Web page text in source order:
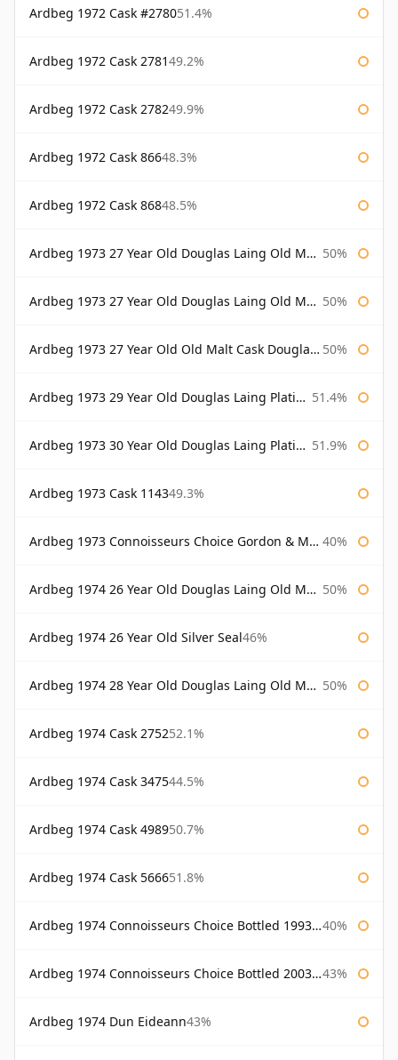
Ardbeg 1972 Cask #278051.4%
Ardbeg 1972 Cask 278149.2%
Ardbeg 1972 Cask 278249.9%
Ardbeg 1972 Cask 86648.3%
Ardbeg 1972 Cask 86848.5%
Ardbeg 1973 27 Year Old Douglas Laing Old Malt Cask 50%
Ardbeg 1973 27 Year Old Douglas Laing Old Malt Cask Bottled 2000 50%
Ardbeg 1973 27 Year Old Old Malt Cask Douglas Laing 50%
Ardbeg 1973 29 Year Old Douglas Laing Platinum Selection 51.4%
Ardbeg 1973 30 Year Old Douglas Laing Platinum Selection 51.9%
Ardbeg 1973 Cask 114349.3%
Ardbeg 1973 Connoisseurs Choice Gordon & Macphail 40%
Ardbeg 1974 26 Year Old Douglas Laing Old Malt Cask 50%
Ardbeg 1974 26 Year Old Silver Seal46%
Ardbeg 1974 28 Year Old Douglas Laing Old Malt Cask 50%
Ardbeg 1974 Cask 275252.1%
Ardbeg 1974 Cask 347544.5%
Ardbeg 1974 Cask 498950.7%
Ardbeg 1974 Cask 566651.8%
Ardbeg 1974 Connoisseurs Choice Bottled 1993 Gordon & Macphail 40%
Ardbeg 1974 Connoisseurs Choice Bottled 2003 Gordon & Macphail 43%
Ardbeg 1974 Dun Eideann43%